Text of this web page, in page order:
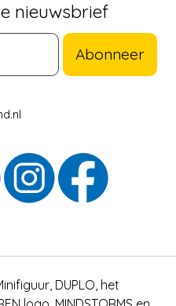
nieuwsbrief
Abonneer
DUPLO, het